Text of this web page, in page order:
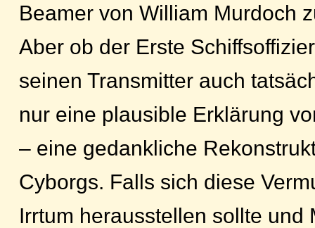
Beamer von William Murdoch
Aber ob der Erste
seinen Transmitter auch
nur eine plausible Erklärung
– eine gedankliche
Cyborgs. Falls sich diese
Irrtum herausstellen sollte und